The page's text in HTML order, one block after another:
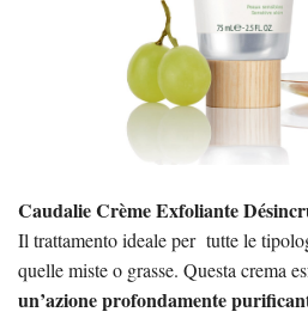
Caudalie Crème Exfoliante
Il trattamento ideale per tutte le
quelle miste o grasse. Questa crema
un’azione profondamente